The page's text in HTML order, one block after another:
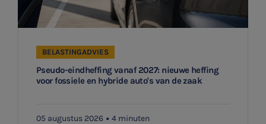
Pseudo-eindheffing vanaf 2027: nieuwe heffing
voor fossiele en hybride auto's van de zaak
BELASTINGADVIES
05 augustus 2026 4 minuten